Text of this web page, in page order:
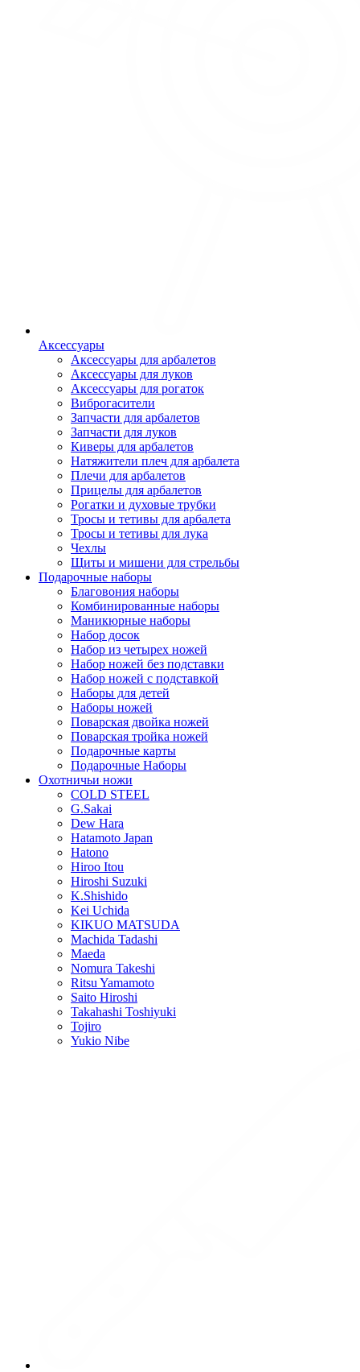
Аксессуары
Аксессуары для арбалетов
Аксессуары для луков
Аксессуары для рогаток
Виброгасители
Запчасти для арбалетов
Запчасти для луков
Киверы для арбалетов
Натяжители плеч для арбалета
Плечи для арбалетов
Прицелы для арбалетов
Рогатки и духовые трубки
Тросы и тетивы для арбалета
Тросы и тетивы для лука
Чехлы
Щиты и мишени для стрельбы
Подарочные наборы
Благовония наборы
Комбинированные наборы
Маникюрные наборы
Набор досок
Набор из четырех ножей
Набор ножей без подставки
Набор ножей с подставкой
Наборы для детей
Наборы ножей
Поварская двойка ножей
Поварская тройка ножей
Подарочные карты
Подарочные Наборы
Охотничьи ножи
COLD STEEL
G.Sakai
Dew Hara
Hatamoto Japan
Hatono
Hiroo Itou
Hiroshi Suzuki
K.Shishido
Kei Uchida
KIKUO MATSUDA
Machida Tadashi
Maeda
Nomura Takeshi
Ritsu Yamamoto
Saito Hiroshi
Takahashi Toshiyuki
Tojiro
Yukio Nibe